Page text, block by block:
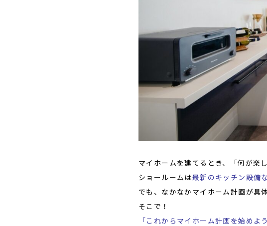
マイホームを建てるとき、「何が楽
ショールームは最新のキッチン設備
でも、なかなかマイホーム計画が具
そこで！
「これからマイホーム計画を始めよ